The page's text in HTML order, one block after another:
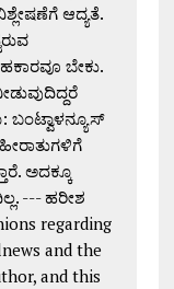
ಆದ್ಯತೆ.
ಬೇಕು.
ಬಂಟ್ವಾಳನ್ಯೂಸ್
ಅದಕ್ಕೂ
--- ಹರೀಶ
regarding
and the
and this